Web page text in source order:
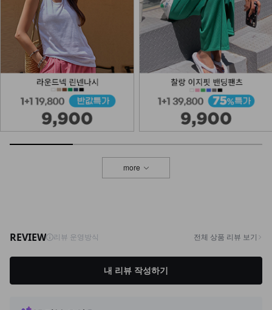
NK02-A-10/슬림브이 목걸이_DY
9,900
NKA53-A-1/글림 실버볼 팔찌_DY
13,900
DM23-AC-10/클립 체인 팔찌
12,900 9,900
more